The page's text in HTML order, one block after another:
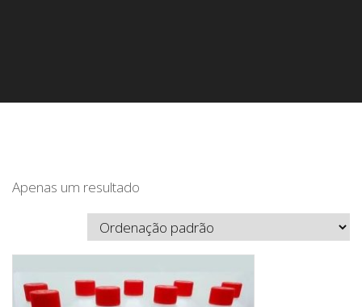
Apenas um resultado